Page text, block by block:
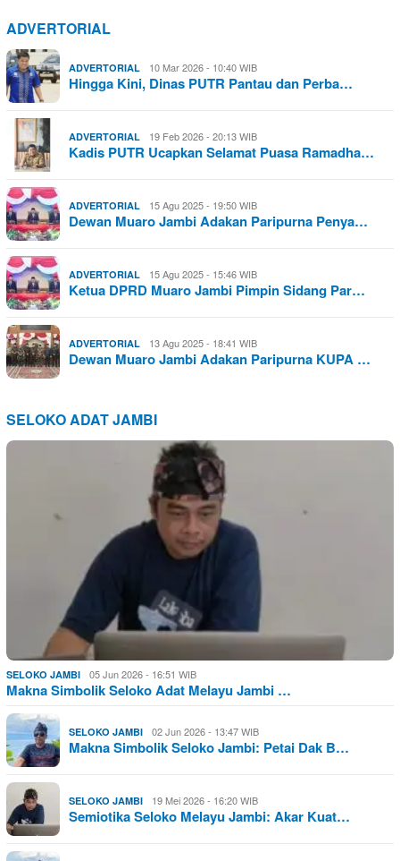
ADVERTORIAL
ADVERTORIAL 10 Mar 2026 - 10:40 WIB
Hingga Kini, Dinas PUTR Pantau dan Perba…
ADVERTORIAL 19 Feb 2026 - 20:13 WIB
Kadis PUTR Ucapkan Selamat Puasa Ramadha…
ADVERTORIAL 15 Agu 2025 - 19:50 WIB
Dewan Muaro Jambi Adakan Paripurna Penya…
ADVERTORIAL 15 Agu 2025 - 15:46 WIB
Ketua DPRD Muaro Jambi Pimpin Sidang Par…
ADVERTORIAL 13 Agu 2025 - 18:41 WIB
Dewan Muaro Jambi Adakan Paripurna KUPA …
SELOKO ADAT JAMBI
SELOKO JAMBI 05 Jun 2026 - 16:51 WIB
Makna Simbolik Seloko Adat Melayu Jambi …
SELOKO JAMBI 02 Jun 2026 - 13:47 WIB
Makna Simbolik Seloko Jambi: Petai Dak B…
SELOKO JAMBI 19 Mei 2026 - 16:20 WIB
Semiotika Seloko Melayu Jambi: Akar Kuat…